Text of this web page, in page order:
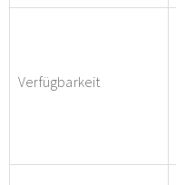
Verfügbarkeit